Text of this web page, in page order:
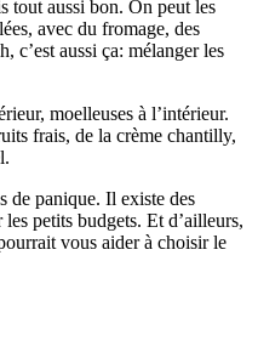
tout aussi bon. On peut les
avec du fromage, des
c’est aussi ça: mélanger les
moelleuses à l’intérieur.
frais, de la crème chantilly,
de panique. Il existe des
petits budgets. Et d’ailleurs,
vous aider à choisir le